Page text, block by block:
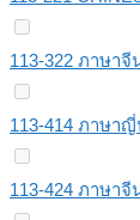
113-322 ภาษาจี
113-414 ภาษา
113-424 ภาษาจี